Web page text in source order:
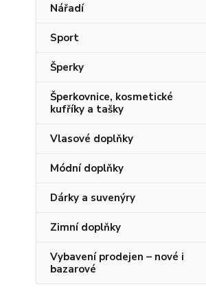
Nářadí
Sport
Šperky
Šperkovnice, kosmetické
kufříky a tašky
Vlasové doplňky
Módní doplňky
Dárky a suvenýry
Zimní doplňky
Vybavení prodejen – nové i
bazarové